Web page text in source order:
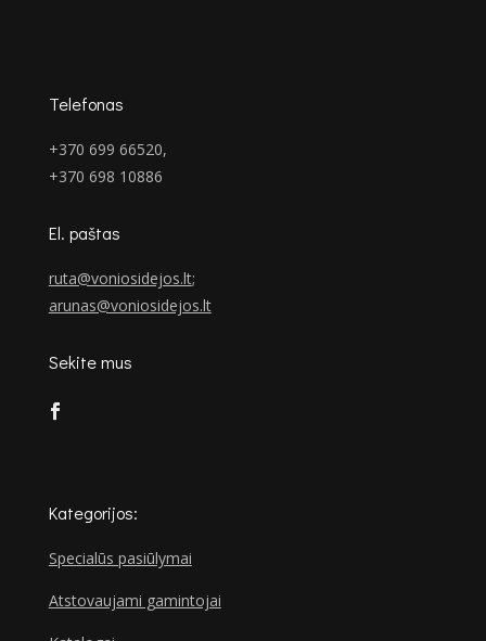
Telefonas
+370 699 66520,
+370 698 10886
El. paštas
ruta@voniosidejos.lt;
arunas@voniosidejos.lt
Sekite mus
Kategorijos:
Specialūs pasiūlymai
Atstovaujami gamintojai